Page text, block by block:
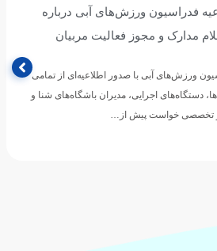
آیین نامه جشنواره شنای پسران -
رضوی (سبزوار) - رده سنی 11 و 12 سال
برای مشاهده آیین نامه بر روی لینک زیر کلیک کنید.
نامه جشنواره شنای پسران – رده سنی ۱۱ و…